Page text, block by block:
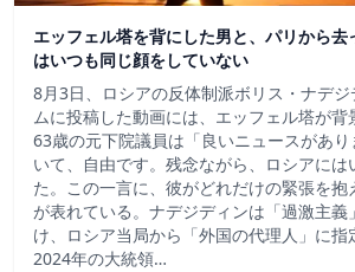
エッフェル塔を背にした男と、パリから
はいつも同じ顔をしていない
8月3日、ロシアの反体制派ボリス・ナデ
ムに投稿した動画には、エッフェル塔が背
63歳の元下院議員は「良いニュースがあ
いて、自由です。残念ながら、ロシアには
た。この一言に、彼がどれだけの緊張を
が表れている。ナデジディンは「過激主義
け、ロシア当局から「外国の代理人」に指
2024年の大統領…